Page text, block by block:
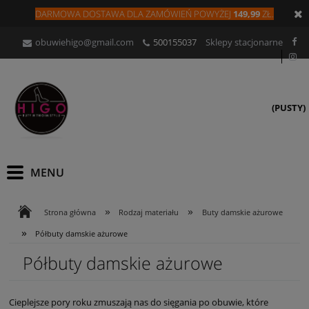
DARMOWA DOSTAWA DLAZAMÓWIEŃ POWYŻEJ 149,99ZŁ.
obuwiehigo@gmail.com 500155037 Sklepy stacjonarne
(PUSTY)
Strona główna » Rodzaj materiału » Buty damskie ażurowe
» Półbuty damskie ażurowe
Półbuty damskie ażurowe
Cieplejsze pory roku zmuszają nas do sięgania po obuwie, które